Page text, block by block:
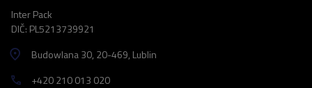
Inter Pack
DIČ: PL5213739921
Budowlana 30, 20-469, Lublin
+420 210 013 020